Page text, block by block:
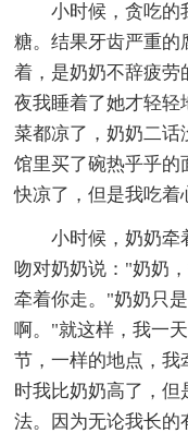
小时候，贪吃的
糖。结果牙齿严重的
着，是奶奶不辞疲劳
夜我睡着了她才轻轻
菜都凉了，奶奶二话
馆里买了碗热乎乎的
快凉了，但是我吃着
小时候，奶奶牵着
吻对奶奶说："奶奶
牵着你走。"奶奶只
啊。"就这样，我一
节，一样的地点，我
时我比奶奶高了，但
法。因为无论我长的